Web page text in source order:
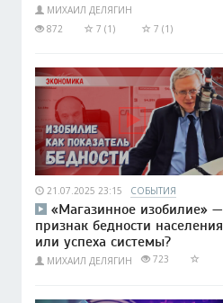
МИХАИЛ ДЕЛЯГИН
872
7 (1) 7 (1)
21.07.2025 23:15 СОБЫТИЯ
«Магазинное изобилие» —
признак бедности населения
или успеха системы?
МИХАИЛ ДЕЛЯГИН 723